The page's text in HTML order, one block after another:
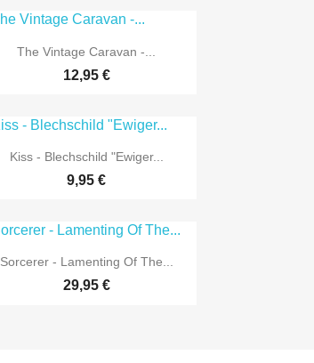
 Vorschau
The Vintage Caravan -...
12,95 €
 Vorschau
Kiss - Blechschild "Ewiger...
9,95 €
 Vorschau
Sorcerer - Lamenting Of The...
29,95 €